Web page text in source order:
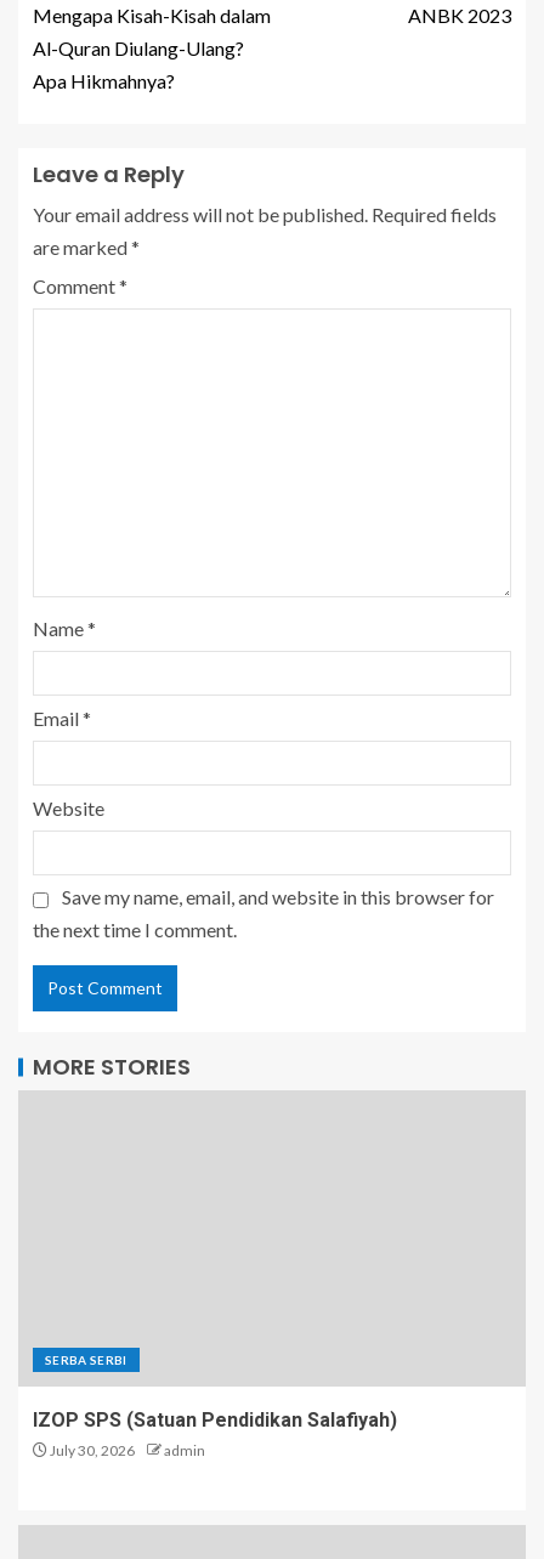
Mengapa Kisah-Kisah dalam
Al-Quran Diulang-Ulang?
Apa Hikmahnya?
ANBK 2023
Leave a Reply
Your email address will not be published. Required fields
are marked*
Comment*
Name*
Email*
Website
Save my name, email, and website in this browser for
the next time I comment.
MORE STORIES
SERBA SERBI
IZOP SPS (Satuan Pendidikan Salafiyah)
July 30, 2026 admin